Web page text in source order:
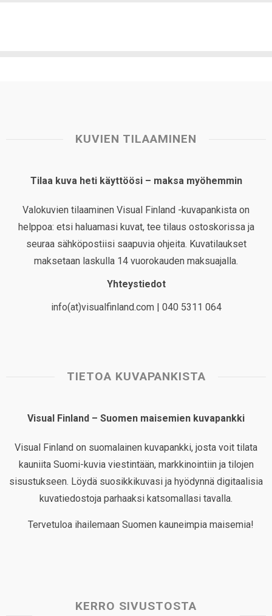
KUVIEN TILAAMINEN
Tilaa kuva heti käyttöösi – maksa myöhemmin
Valokuvien tilaaminen Visual Finland -kuvapankista on
helppoa: etsi haluamasi kuvat, tee tilaus ostoskorissa ja
seuraa sähköpostiisi saapuvia ohjeita. Kuvatilaukset
maksetaan laskulla 14 vuorokauden maksuajalla.
Yhteystiedot
info(at)visualfinland.com | 040 5311 064
TIETOA KUVAPANKISTA
Visual Finland – Suomen maisemien kuvapankki
Visual Finland on suomalainen kuvapankki, josta voit tilata
kauniita Suomi-kuvia viestintään, markkinointiin ja tilojen
sisustukseen. Löydä suosikkikuvasi ja hyödynnä digitaalisia
kuvatiedostoja parhaaksi katsomallasi tavalla.
Tervetuloa ihailemaan Suomen kauneimpia maisemia!
KERRO SIVUSTOSTA